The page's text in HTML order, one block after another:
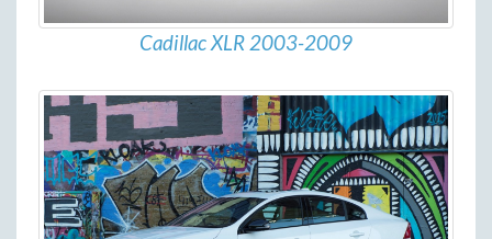
Cadillac XLR 2003-2009